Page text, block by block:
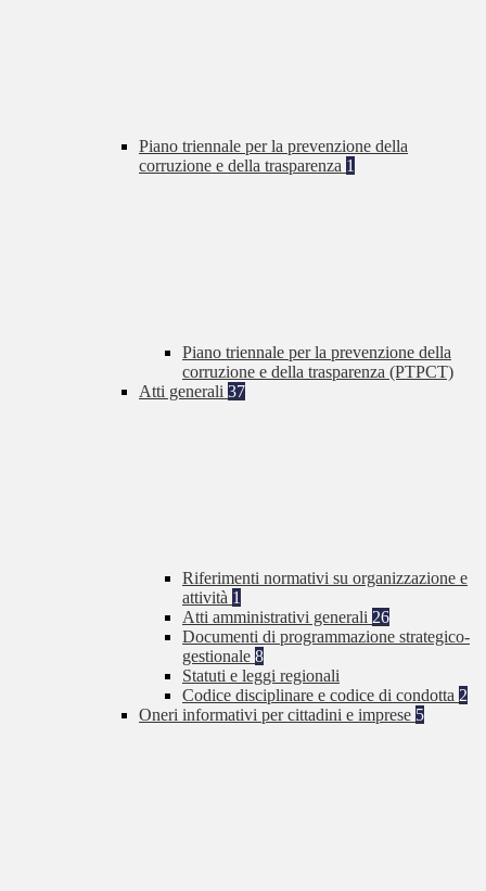
Piano triennale per la prevenzione della
corruzione e della trasparenza 1
Piano triennale per la prevenzione della
corruzione e della trasparenza (PTPCT)
Atti generali 37
Riferimenti normativi su organizzazione e
attività 1
Atti amministrativi generali 26
Documenti di programmazione strategico-
gestionale 8
Statuti e leggi regionali
Codice disciplinare e codice di condotta 2
Oneri informativi per cittadini e imprese 5